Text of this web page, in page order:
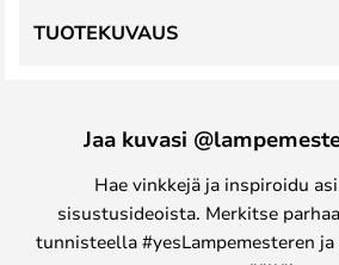
TUOTEKUVAUS
Jaa kuvasi
Hae vinkkejä ja inspiroidu
sisustusideoista. Merkitse
tunnisteella #yesLampemesteren